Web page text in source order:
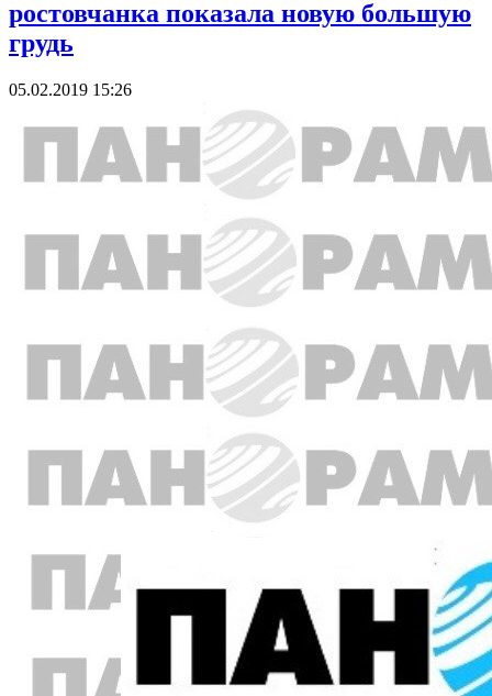
ростовчанка показала новую большую
грудь
05.02.2019 15:26